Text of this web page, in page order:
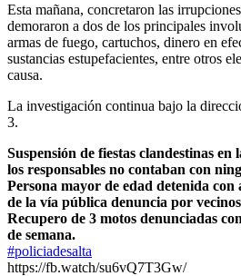
Esta mañana, concretaron las
demoraron a dos de los principales
armas de fuego, cartuchos, dinero en
sustancias estupefacientes, entre otros
causa.
La investigación continua bajo la
3.
Suspensión de fiestas clandestinas
los responsables no contaban con
Persona mayor de edad detenida con
de la vía pública denuncia por
Recupero de 3 motos denunciadas
de semana.
#policiadesalta
https://fb.watch/su6vQ7T3Gw/